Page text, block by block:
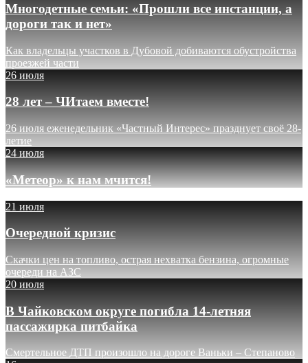
Многодетные семьи: «Прошли все инстанции, а
дороги так и нет»
Как владельцы участков в Дубовой добиваются обустройства
проезжей части
26 июля
28 лет – ЧИтаем вместе!
26 июля еженедельник «Частный Интерес» празднует своё 28-
летие
24 июля
«Метеор» к нам мчится!
21 июля
Очередной кризис
Скачки цен на топливо, острая нехватка бензина, огромные
очереди на АЗС
20 июля
В Чайковском округе погибла 14-летняя
пассажирка питбайка
Смертельное ДТП произошло на дороге Ваньки – Степаново